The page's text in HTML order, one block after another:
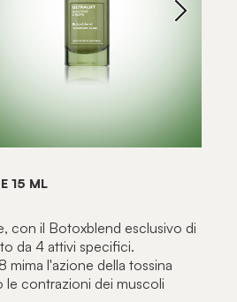
15 ML
con il Botoxblend esclusivo di
da 4 attivi specifici.
mima l'azione della tossina
contrazioni dei muscoli